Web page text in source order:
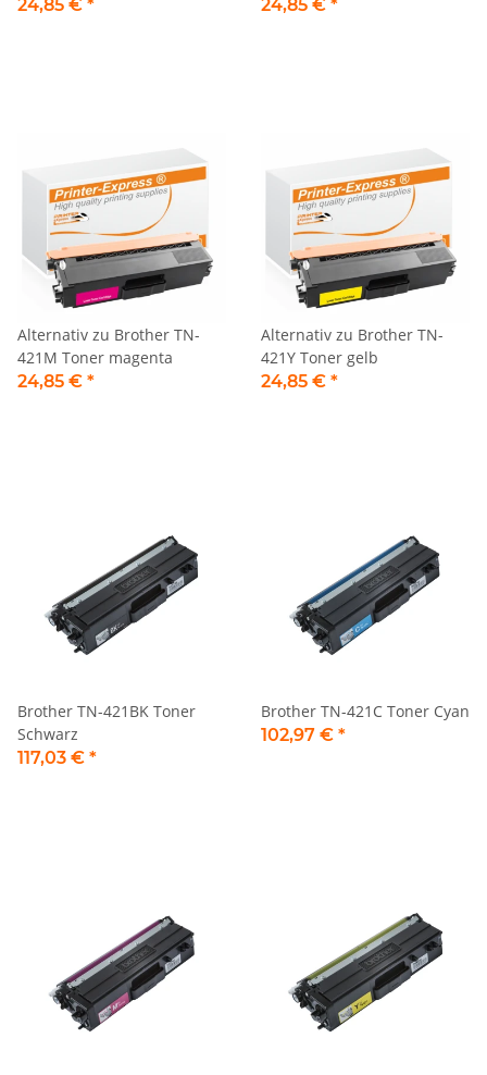
24,85 € *
24,85 € *
Alternativ zu Brother TN-
421M Toner magenta
24,85 € *
Alternativ zu Brother TN-
421Y Toner gelb
24,85 € *
Brother TN-421BK Toner
Schwarz
117,03 € *
Brother TN-421C Toner Cyan
102,97 € *